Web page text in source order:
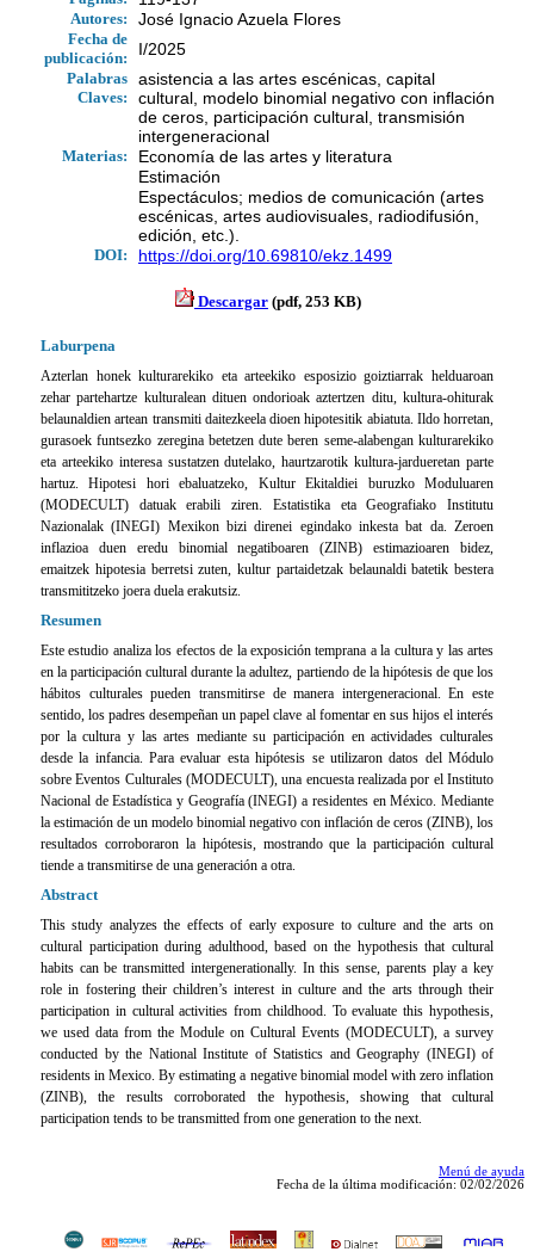
Autores: José Ignacio Azuela Flores
Fecha de
publicación:
I/2025
Palabras
Claves:
asistencia a las artes escénicas, capital
cultural, modelo binomial negativo con inflación
de ceros, participación cultural, transmisión
intergeneracional
Materias:
Economía de las artes y literatura
Estimación
Espectáculos; medios de comunicación (artes
escénicas, artes audiovisuales, radiodifusión,
edición, etc.).
DOI: https://doi.org/10.69810/ekz.1499
Descargar (pdf, 253 KB)
Laburpena
Azterlan honek kulturarekiko eta arteekiko esposizio goiztiarrak helduaroan
zehar partehartze kulturalean dituen ondorioak aztertzen ditu, kultura-ohiturak
belaunaldien artean transmiti daitezkeela dioen hipotesitik abiatuta. Ildo horretan,
gurasoek funtsezko zeregina betetzen dute beren seme-alabengan kulturarekiko
eta arteekiko interesa sustatzen dutelako, haurtzarotik kultura-jardueretan parte
hartuz. Hipotesi hori ebaluatzeko, Kultur Ekitaldiei buruzko Moduluaren
(MODECULT) datuak erabili ziren. Estatistika eta Geografiako Institutu
Nazionalak (INEGI) Mexikon bizi direnei egindako inkesta bat da. Zeroen
inflazioa duen eredu binomial negatiboaren (ZINB) estimazioaren bidez,
emaitzek hipotesia berretsi zuten, kultur partaidetzak belaunaldi batetik bestera
transmititzeko joera duela erakutsiz.
Resumen
Este estudio analiza los efectos de la exposición temprana a la cultura y las artes
en la participación cultural durante la adultez, partiendo de la hipótesis de que los
hábitos culturales pueden transmitirse de manera intergeneracional. En este
sentido, los padres desempeñan un papel clave al fomentar en sus hijos el interés
por la cultura y las artes mediante su participación en actividades culturales
desde la infancia. Para evaluar esta hipótesis se utilizaron datos del Módulo
sobre Eventos Culturales (MODECULT), una encuesta realizada por el Instituto
Nacional de Estadística y Geografía (INEGI) a residentes en México. Mediante
la estimación de un modelo binomial negativo con inflación de ceros (ZINB), los
resultados corroboraron la hipótesis, mostrando que la participación cultural
tiende a transmitirse de una generación a otra.
Abstract
This study analyzes the effects of early exposure to culture and the arts on
cultural participation during adulthood, based on the hypothesis that cultural
habits can be transmitted intergenerationally. In this sense, parents play a key
role in fostering their children’s interest in culture and the arts through their
participation in cultural activities from childhood. To evaluate this hypothesis,
we used data from the Module on Cultural Events (MODECULT), a survey
conducted by the National Institute of Statistics and Geography (INEGI) of
residents in Mexico. By estimating a negative binomial model with zero inflation
(ZINB), the results corroborated the hypothesis, showing that cultural
participation tends to be transmitted from one generation to the next.
Menú de ayuda
Fecha de la última modificación: 02/02/2026